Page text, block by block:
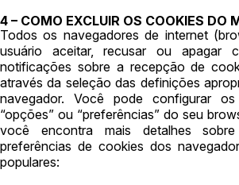
4 – COMO EXCLUIR OS COOKIES DO
Todos os navegadores de internet
usuário aceitar, recusar ou apagar
notificações sobre a recepção de
através da seleção das definições
navegador. Você pode configurar
“opções” ou “preferências” do seu
você encontra mais detalhes
preferências de cookies dos
populares: